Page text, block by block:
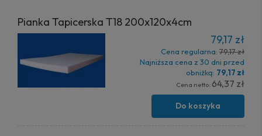
Pianka Tapicerska T18 200x120x4cm
79,17 zł
Cena regularna: 79,17 zł
Najniższa cena z 30 dni przed
obniżką: 79,17 zł
Cena netto: 64,37 zł
Do koszyka